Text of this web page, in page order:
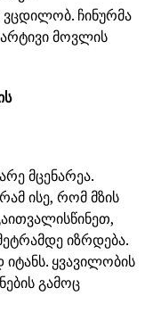
ჩინურმა
მოვლის
მცენარეა.
ისე, რომ მზის
იზრდება.
ყვავილობის
გამოც